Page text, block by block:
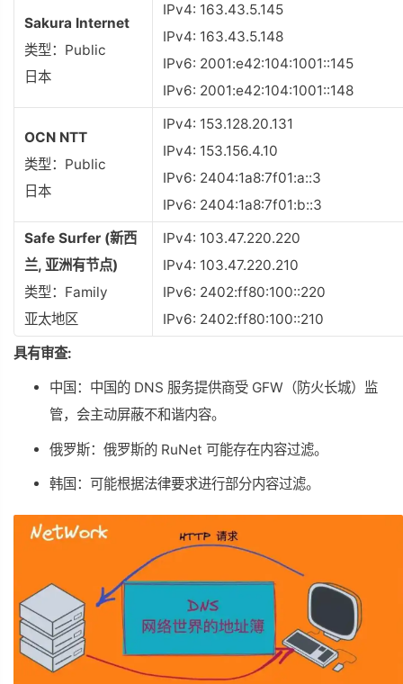
Sakura Internet
类型：Public
日本
IPv4: 163.43.5.145
IPv4: 163.43.5.148
IPv6: 2001:e42:104:1001::145
IPv6: 2001:e42:104:1001::148
OCN NTT
类型：Public
日本
IPv4: 153.128.20.131
IPv4: 153.156.4.10
IPv6: 2404:1a8:7f01:a::3
IPv6: 2404:1a8:7f01:b::3
Safe Surfer (新西
兰, 亚洲有节点)
类型：Family
亚太地区
IPv4: 103.47.220.220
IPv4: 103.47.220.210
IPv6: 2402:ff80:100::220
IPv6: 2402:ff80:100::210
具有审查:
中国：中国的 DNS 服务提供商受 GFW（防火长城）监
管，会主动屏蔽不和谐内容。
俄罗斯：俄罗斯的 RuNet 可能存在内容过滤。
韩国：可能根据法律要求进行部分内容过滤。